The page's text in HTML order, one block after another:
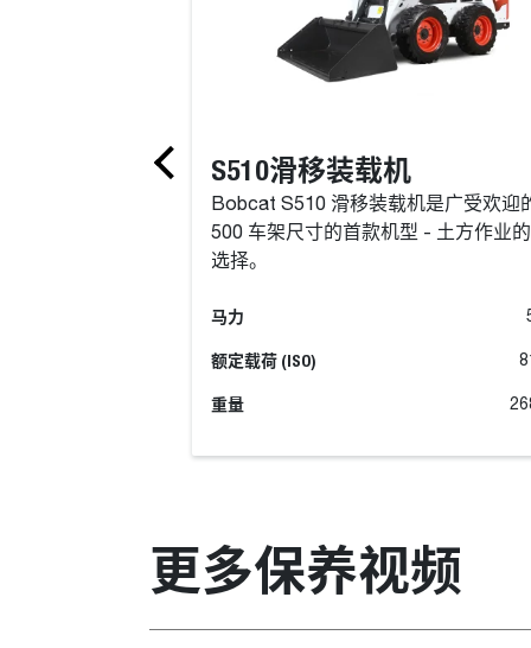
S510滑移装载机
Bobcat S510 滑移装载机是广受欢迎
500 车架尺寸的首款机型 - 土方作业
选择。
马力
额定载荷 (ISO)
重量
更多保养视频